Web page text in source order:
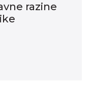
razine